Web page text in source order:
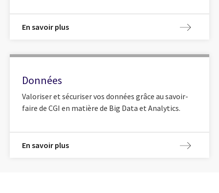
En savoir plus
Données
Valoriser et sécuriser vos données grâce au savoir-
faire de CGI en matière de Big Data et Analytics.
En savoir plus